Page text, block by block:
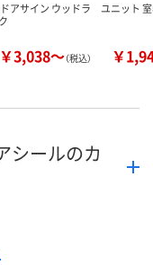
アサイン ウッドラ
￥3,038～（税込）
ユニット
￥
シールのカ